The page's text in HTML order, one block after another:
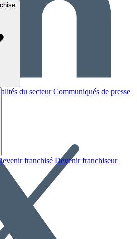
du secteur Communiqués de presse
franchisé Devenir franchiseur